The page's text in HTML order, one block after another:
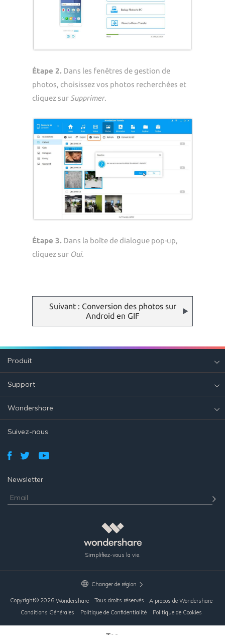
Étape 2. Dans les fenêtres de gestion de
photos, choisissez vos photos recherchées et
cliquez sur Supprimer.
Étape 3. Dans la boîte de dialogue pop-up,
cliquez sur Oui.
Suivant : Conversion des photos sur
Android en GIF
Simplifiez-vous la vie.
Produit
Support
Wondershare
Suivez-nous
Newsletter
Changer de région
Copyright© 2026 Wondershare . Tous droits réservés. A propos de Wondershare
Conditions Générales
Politique de Confidentialité Politique de Cookies